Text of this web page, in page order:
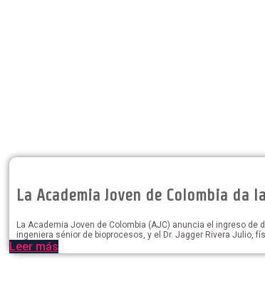
La Academia Joven de Colombia da
La Academia Joven de Colombia (AJC) anuncia el ingreso
ingeniera sénior de bioprocesos, y el Dr. Jagger Rivera Julio,
Leer más